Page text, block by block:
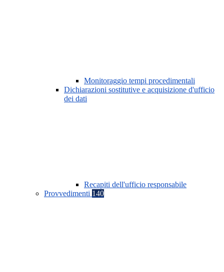
Monitoraggio tempi procedimentali
Dichiarazioni sostitutive e acquisizione d'ufficio
dei dati
Recapiti dell'ufficio responsabile
Provvedimenti 140